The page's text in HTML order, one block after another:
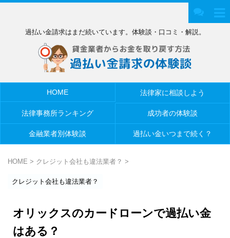
過払い金請求はまだ続いています。体験談・口コミ・解説。
HOME 法律家に相談しよう
法律事務所ランキング 成功者の体験談
金融業者別体験談 過払い金いつまで続く？
HOME > クレジット会社も違法業者？ >
クレジット会社も違法業者？
オリックスのカードローンで過払い金
はある？